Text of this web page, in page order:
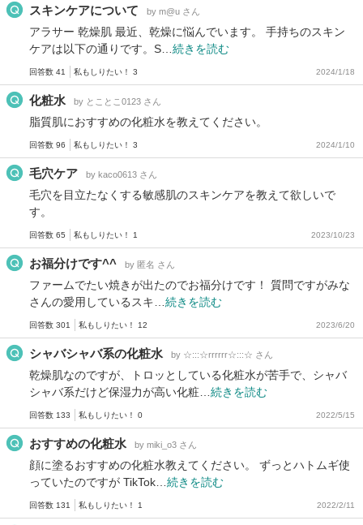
スキンケアについて by m@u さん
アラサー 乾燥肌 最近、乾燥に悩んでいます。 手持ちのスキン
ケアは以下の通りです。S… 続きを読む
回答数 41 私もしりたい！ 3 2024/1/18
化粧水 by とことこ0123 さん
脂質肌におすすめの化粧水を教えてください。
回答数 96 私もしりたい！ 3 2024/1/10
毛穴ケア by kaco0613 さん
毛穴を目立たなくする敏感肌のスキンケアを教えて欲しいで
す。
回答数 65 私もしりたい！ 1 2023/10/23
お福分けです^^ by 匿名 さん
ファームでたい焼きが出たのでお福分けです！ 質問ですがみな
さんの愛用しているスキ… 続きを読む
回答数 301 私もしりたい！ 12 2023/6/20
シャバシャバ系の化粧水 by ☆:::☆rrrrrr☆:::☆ さん
乾燥肌なのですが、トロッとしている化粧水が苦手で、シャバ
シャバ系だけど保湿力が高い化粧… 続きを読む
回答数 133 私もしりたい！ 0 2022/5/15
おすすめの化粧水 by miki_o3 さん
顔に塗るおすすめの化粧水教えてください。 ずっとハトムギ使
っていたのですが TikTok… 続きを読む
回答数 131 私もしりたい！ 1 2022/2/11